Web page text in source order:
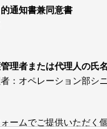
通知書兼同意書
理者または代理人の氏
：オペレーション部シ
ームでご提供いただく